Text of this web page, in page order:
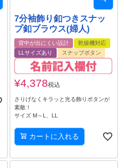
7分袖飾り釦つきスナッ
プ釦ブラウス(婦人)
背中が出にくい設計
乾燥機対応
LLサイズあり
スナップボタン
¥4,378税込
さりげなくキラッと光る飾りボタンが
素敵！
サイズ M～L、LL
カートに入れる